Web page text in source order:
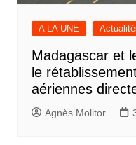
A LA UNE
Madagascar et
le
aériennes
Agnès Molitor